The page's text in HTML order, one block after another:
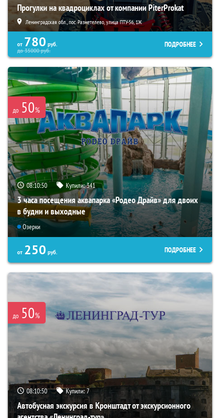
Прогулки на квадроциклах от компании PiterProkat
Ленинградская обл., пос. Разметелево, улица ПТУ-56, 1Ж
от 780 руб.
до35000руб.
ПОДРОБНЕЕ
до 50%
08:10:49 Купили:341
3 часа посещения аквапарка «Родео Драйв» для двоих
в будни и выходные
Озерки
от 250 руб. ПОДРОБНЕЕ
до 50%
08:10:49 Купили:7
Автобусная экскурсия в Кронштадт от экскурсионного